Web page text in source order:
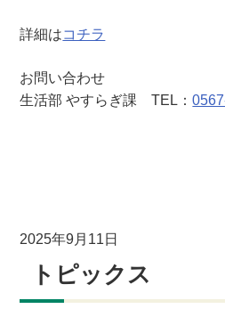
詳細はコチラ
お問い合わせ
生活部 やすらぎ課 TEL：
2025年9月11日
トピックス